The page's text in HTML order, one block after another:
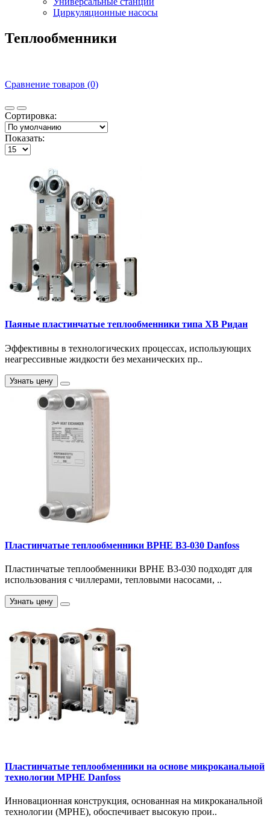
Циркуляционные насосы
Теплообменники
Сравнение товаров (0)
Сортировка:
Показать:
Паяные пластинчатые теплообменники типа XB Ридан
Эффективны в технологических процессах, использующих
неагрессивные жидкости без механических пр..
Узнать цену
Пластинчатые теплообменники BPHE B3-030 Danfoss
Пластинчатые теплообменники BPHE B3-030 подходят для
использования с чиллерами, тепловыми насосами, ..
Узнать цену
Пластинчатые теплообменники на основе микроканальной
технологии MPHE Danfoss
Инновационная конструкция, основанная на микроканальной
технологии (MPHE), обоспечивает высокую прои..